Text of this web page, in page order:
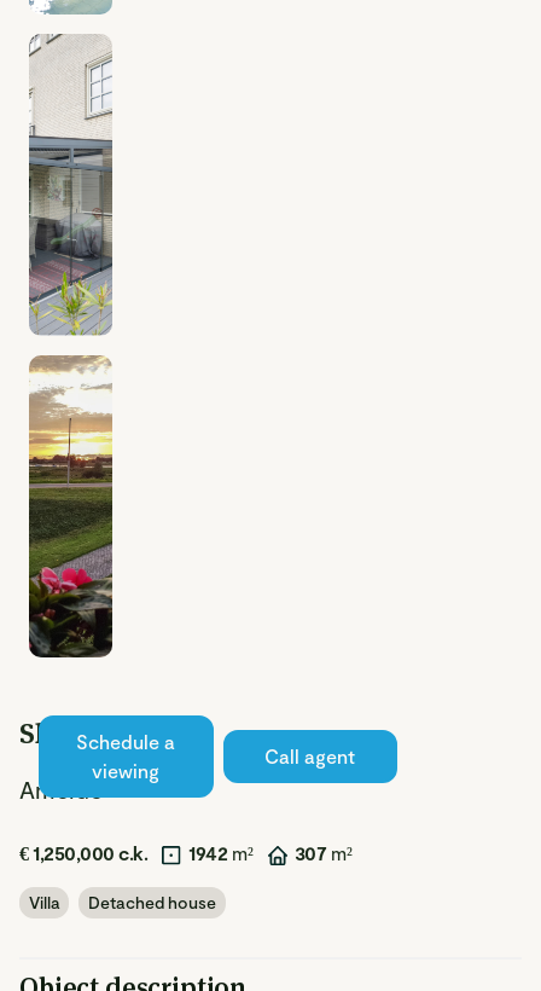
Schedule a
viewing
Call agent
Sluis 3 Available
Ameide
€ 1,250,000 c.k. 1942 m² 307m²
Villa Detached house